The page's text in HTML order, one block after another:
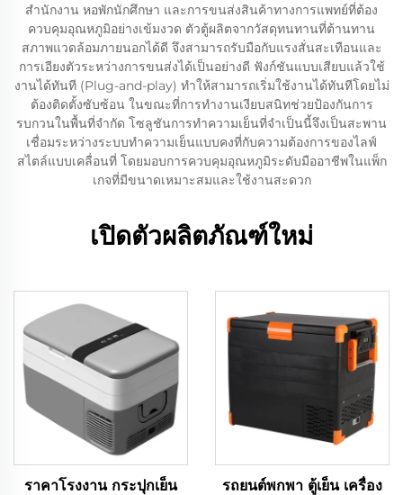
สำนักงาน หอพักนักศึกษา และการขนส่งสินค้าทางการแพทย์ที่ต้อง
ควบคุมอุณหภูมิอย่างเข้มงวด ตัวตู้ผลิตจากวัสดุทนทานที่ต้านทาน
สภาพแวดล้อมภายนอกได้ดี จึงสามารถรับมือกับแรงสั่นสะเทือนและ
การเอียงตัวระหว่างการขนส่งได้เป็นอย่างดี ฟังก์ชันแบบเสียบแล้วใช้
งานได้ทันที (Plug-and-play) ทำให้สามารถเริ่มใช้งานได้ทันทีโดยไม่
ต้องติดตั้งซับซ้อน ในขณะที่การทำงานเงียบสนิทช่วยป้องกันการ
รบกวนในพื้นที่จำกัด โซลูชันการทำความเย็นที่จำเป็นนี้จึงเป็นสะพาน
เชื่อมระหว่างระบบทำความเย็นแบบคงที่กับความต้องการของไลฟ์
สไตล์แบบเคลื่อนที่ โดยมอบการควบคุมอุณหภูมิระดับมืออาชีพในแพ็ก
เกจที่มีขนาดเหมาะสมและใช้งานสะดวก
เปิดตัวผลิตภัณฑ์ใหม่
ราคาโรงงาน กระปุกเย็น
รถยนต์พกพา ตู้เย็น เครื่อง